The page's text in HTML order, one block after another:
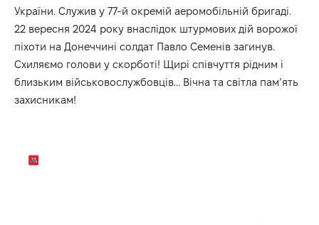
України. Служив у 77-й окремій аеромобільній бригаді.
22 вересня 2024 року внаслідок штурмових дій ворожої
піхоти на Донеччині солдат Павло Семенів загинув.
Схиляємо голови у скорботі! Щирі співчуття рідним і
близьким військовослужбовців… Вічна та світла пам’ять
захисникам!